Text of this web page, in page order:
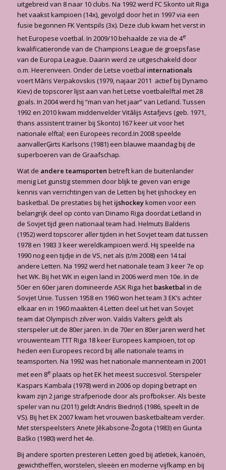
uitgebreid van 8 naar 10 clubs. Na 1992 werd FC Skonto uit Riga
het vaakst kampioen (14x), gevolgd door het in 1997 via een
fusie begonnen FK Ventspils (3x). Deze club kwam het verst in
het Europese voetbal. In 2009/10 behaalde ze via de 4e
kwalificatieronde van de Champions League de groepsfase
van de Europa League. Daarin werd ze uitgeschakeld door
o.m. Heerenveen. Onder de Letse voetbal internationals
voert Māris Verpakovskis (1979, najaar 2011 actief bij Dynamo
Kiev) de topscorer lijst aan van het Letse voetbalelftal met 28
goals. In 2004 werd hij “man van het jaar” van Letland. Tussen
1992 en 2010 kwam middenvelder Vitālijs Astafjevs (geb. 1971,
thans assistent trainer bij Skonto) 167 keer uit voor het
nationale elftal; een Europees record.In 2008 speelde
aanvallerĢirts Karlsons (1981) een blauwe maandag bij de
superboeren van de Graafschap.
Wat de andere teamsporten betreft kan de buitenlander
menig Let gunstig stemmen door blijk te geven van enige
kennis van verrichtingen van de Letten bij het ijshockey en
basketbal. De prestaties bij het ijshockeykomen voor een
belangrijk deel op conto van Dinamo Riga doordat Letland in
de Sovjet tijd geen nationaal team had. Helmuts Balderis
(1952) werd topscorer aller tijden in het Sovjet team dat tussen
1978 en 1983 3 keer wereldkampioen werd. Hij speelde na
1990 nog een tijdje in de VS, net als (t/m 2008) een 14 tal
andere Letten. Na 1992 werd het nationale team 3 keer 7e op
het WK. Bij het WK in eigen land in 2006 werd men 10e. In de
50er en 60er jaren domineerde ASK Riga het basketbal in de
Sovjet Unie. Tussen 1958 en 1960 won het team 3 EK’s achter
elkaar en in 1960 maakten 4 Letten deel uit het van Sovjet
team dat Olympisch zilver won. Valdis Valters geldt als
sterspeler uit de 80er jaren. In de 70er en 80er jaren werd het
vrouwenteam TTT Riga 18 keer Europees kampioen, tot op
heden een Europees record bij alle nationale teams in
teamsporten. Na 1992 was het nationale mannenteam in 2001
met een 8e plaats op het EK het meest succesvol. Sterspeler
Kaspars Kambala (1978) werd in 2006 op doping betrapt en
kwam zijn 2 jarige strafperiode door als profbokser. Als beste
speler van nu (2011) geldt Andris Biedriņš (1986, speelt in de
VS). Bij het EK 2007 kwam het vrouwen basketbalteam verder.
Met sterspeelsters Anete Jēkabsone-Žogota (1983) en Gunta
Baško (1980) werd het 4e.
Bij andere sporten presteren Letten goed bij atletiek, kanoën,
gewichtheffen, worstelen, sleeën en moderne vijfkamp en bij